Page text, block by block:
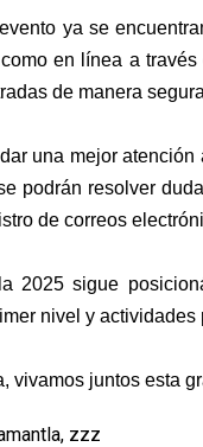
ya se
en línea a
de manera
una mejor
podrán resolver
de correos
2025 sigue
nivel y actividades
vivamos juntos esta
, zzz